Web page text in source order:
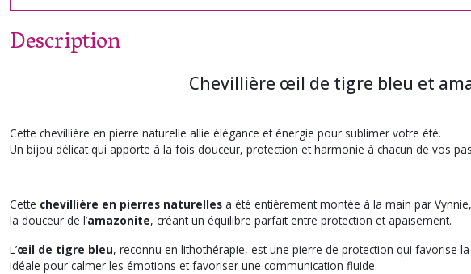
Description
Chevillière œil de tigre bleu et
Cette chevillière en pierre naturelle allie élégance et énergie pour sublimer votre été.
Un bijou délicat qui apporte à la fois douceur, protection et harmonie à chacun de vos
Cette chevillière en pierres naturelles a été entièrement montée à la main par
la douceur de l’amazonite, créant un équilibre parfait entre protection et apaisement.
L’œil de tigre bleu, reconnu en lithothérapie, est une pierre de protection qui favorise
idéale pour calmer les émotions et favoriser une communication fluide.